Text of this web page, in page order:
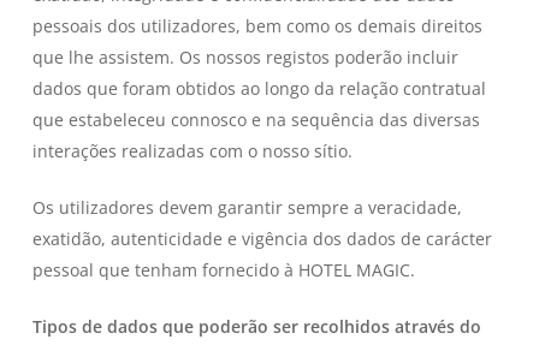
pessoais dos utilizadores, bem como os demais direitos
que lhe assistem. Os nossos registos poderão incluir
dados que foram obtidos ao longo da relação contratual
que estabeleceu connosco e na sequência das diversas
interações realizadas com o nosso sítio.
Os utilizadores devem garantir sempre a veracidade,
exatidão, autenticidade e vigência dos dados de carácter
pessoal que tenham fornecido à HOTEL MAGIC.
Tipos de dados que poderão ser recolhidos através do